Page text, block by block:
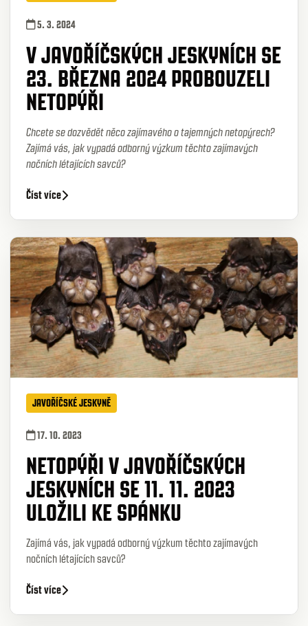
5. 3. 2024
V JAVOŘÍČSKÝCH JESKYNÍCH SE
23. BŘEZNA 2024 PROBOUZELI
NETOPÝŘI
Chcete se dozvědět něco zajímavého o tajemných netopýrech?
Zajímá vás, jak vypadá odborný výzkum těchto zajímavých
nočních létajících savců?
Číst více
JAVOŘÍČSKÉ JESKYNĚ
17. 10. 2023
NETOPÝŘI V JAVOŘÍČSKÝCH
JESKYNÍCH SE 11. 11. 2023
ULOŽILI KE SPÁNKU
Zajímá vás, jak vypadá odborný výzkum těchto zajímavých
nočních létajících savců?
Číst více